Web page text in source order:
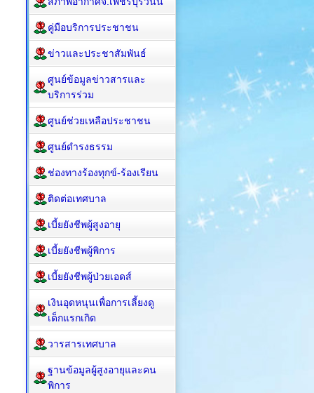
คู่มือบริการประชาชน
ข่าวและประชาสัมพันธ์
ศูนย์ข้อมูลข่าวสารและ
บริการร่วม
ศูนย์ช่วยเหลือประชาชน
ศูนย์ดำรงธรรม
ช่องทางร้องทุกข์-ร้องเรียน
ติดต่อเทศบาล
เบี้ยยังชีพผู้สูงอายุ
เบี้ยยังชีพผู้พิการ
เบี้ยยังชีพผู้ป่วยเอดส์
เงินอุดหนุนเพื่อการเลี้ยงดู
เด็กแรกเกิด
วารสารเทศบาล
ฐานข้อมูลผู้สูงอายุและคน
พิการ